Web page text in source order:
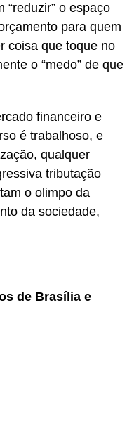
o espaço
para quem
coisa que toque no
o “medo” de que
financeiro e
é trabalhoso, e
qualquer
tributação
o olimpo da
da sociedade,
de Brasília e